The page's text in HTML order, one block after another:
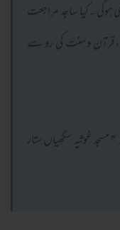
ہے ۔عدت ۹۷-۳-۱۴ کو پوری ہوگی ۔کیا ساجد مراجعت
،قرآن وسنت کی رو سے
(حسین ساجد ولد عبدالحق عبید مکان نمبر ۳ گلی نمبر ۴ مسجد غوثیہ سگھیاں ستار